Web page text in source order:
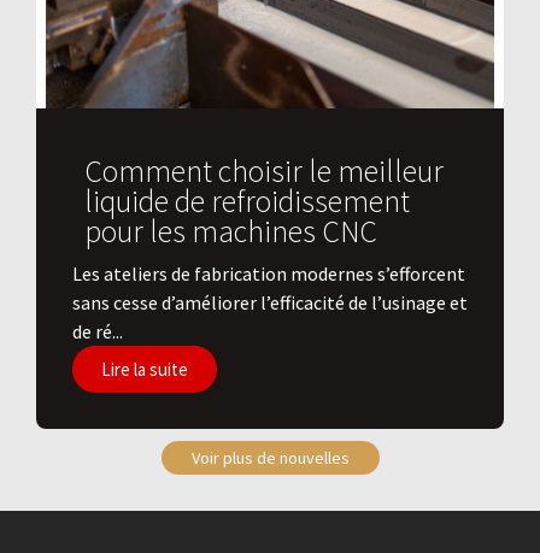
Comment choisir le meilleur
liquide de refroidissement
pour les machines CNC
Les ateliers de fabrication modernes s’efforcent
sans cesse d’améliorer l’efficacité de l’usinage et
de ré...
Lire la suite
Voir plus de nouvelles